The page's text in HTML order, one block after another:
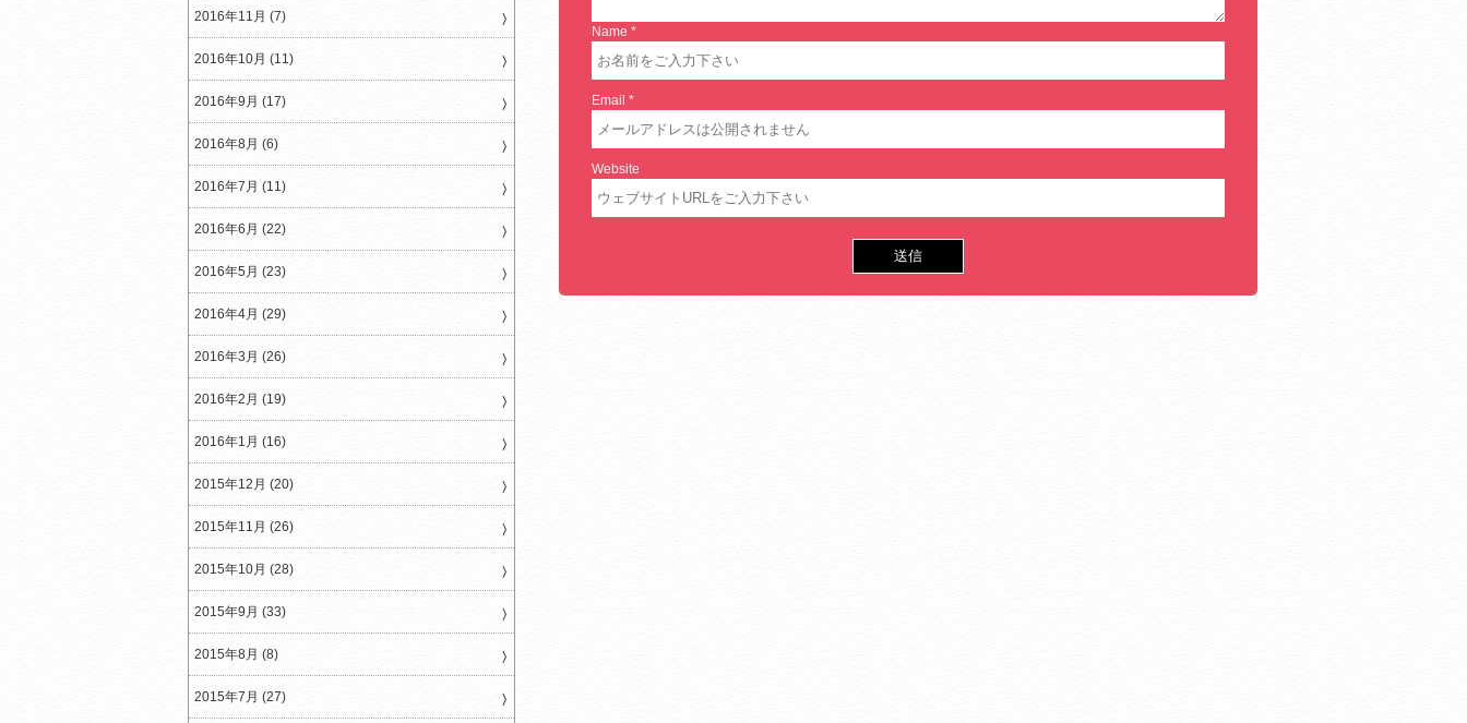
Name *
Email *
Website
2016年11月 (7)
2016年10月 (11)
2016年9月 (17)
2016年8月 (6)
2016年7月 (11)
2016年6月 (22)
2016年5月 (23)
2016年4月 (29)
2016年3月 (26)
2016年2月 (19)
2016年1月 (16)
2015年12月 (20)
2015年11月 (26)
2015年10月 (28)
2015年9月 (33)
2015年8月 (8)
2015年7月 (27)